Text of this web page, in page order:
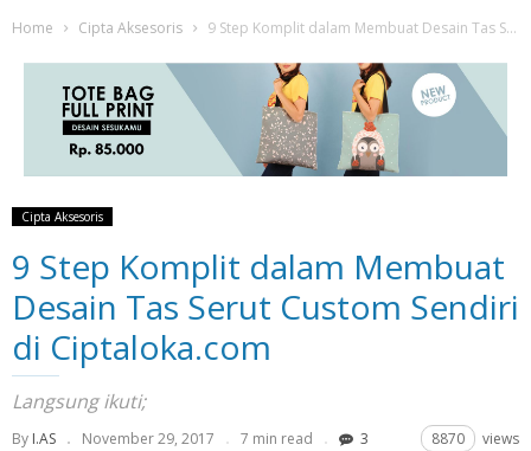
Home Cipta Aksesoris 9 Step Komplit dalam Membuat Desain Tas Serut Custom Sendiri di Ciptaloka.com
Cipta Aksesoris
9 Step Komplit dalam Membuat
Desain Tas Serut Custom Sendiri
di Ciptaloka.com
Langsung ikuti;
By I.AS November 29, 2017 7 min read 3 8870 views